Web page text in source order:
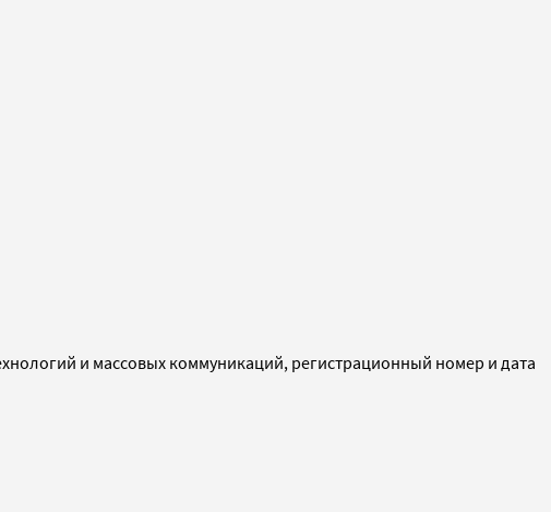
и массовых коммуникаций, регистрационный номер и дата